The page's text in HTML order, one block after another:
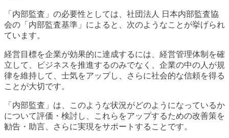
「内部監査」の必要性としては、社団法人 日本内部監査協
会の「内部監査基準」によると、次のようなことが挙げられ
ています。
経営目標を企業が効果的に達成するには、経営管理体制を確
立して、ビジネスを推進するのみでなく、企業の中の人が規
律を維持して、士気をアップし、さらに社会的な信頼を得る
ことが大切です。
「内部監査」は、このような状況がどのようになっているか
について評価・検討し、これらをアップするための改善策を
勧告・助言、さらに実現をサポートすることです。